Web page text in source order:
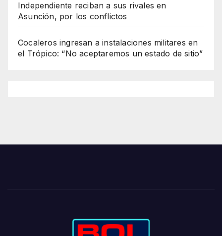
Independiente reciban a sus rivales en
Asunción, por los conflictos
Cocaleros ingresan a instalaciones militares en
el Trópico: “No aceptaremos un estado de sitio”